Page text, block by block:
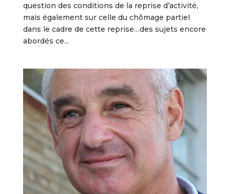
question des conditions de la reprise d’activité,
mais également sur celle du chômage partiel
dans le cadre de cette reprise…des sujets encore
abordés ce...